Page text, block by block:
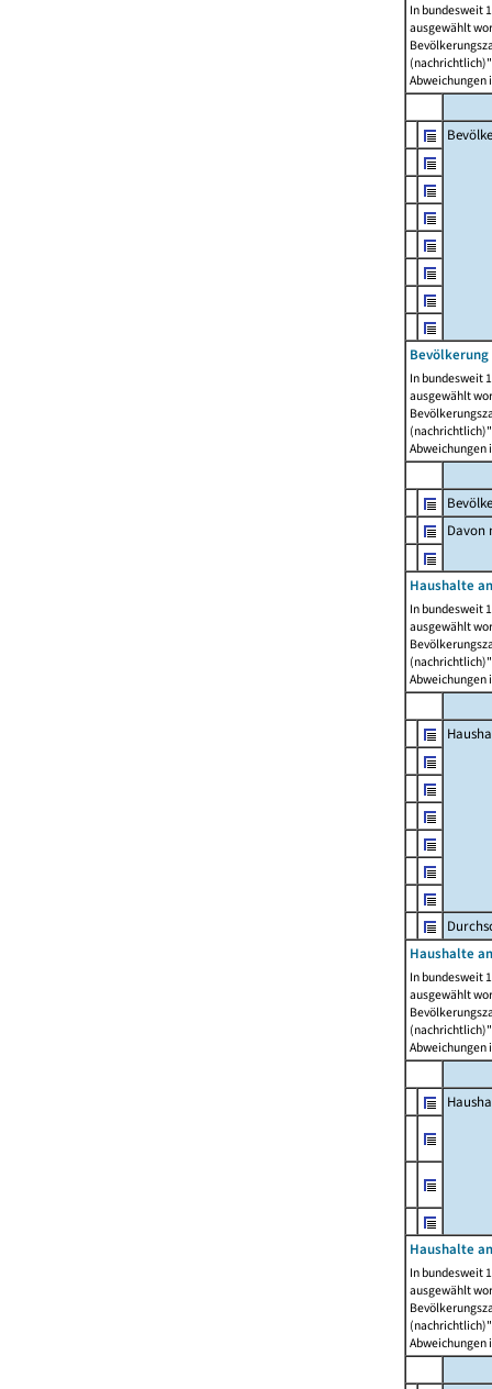
In bundesweit
ausgewählt
Abweichungen
In bundesweit
ausgewählt
Abweichungen
Davon
Haushalte
In bundesweit
ausgewählt
Abweichungen
Haushalte
In bundesweit
ausgewählt
Abweichungen
Haushalte
In bundesweit
ausgewählt
Abweichungen